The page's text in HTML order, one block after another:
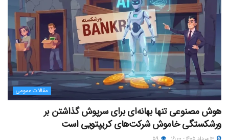
مقالات عمومی
هوش مصنوعی تنها بهانه‌ای برای سرپوش گذاشتن بر
ورشکستگی خاموش شرکت‌های کریپتویی است